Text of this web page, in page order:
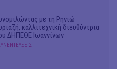
με τη Ρηνιώ
καλλιτεχνική διευθύντρια
ΔΗΠΕΘΕ Ιωαννίνων